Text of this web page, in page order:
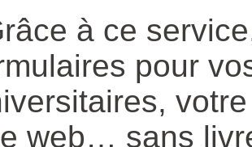
à ce
pour
web… sans